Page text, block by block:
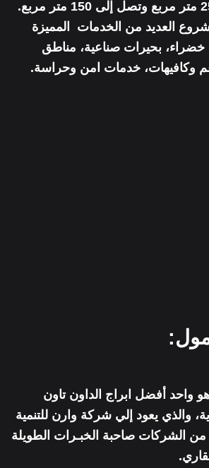
العديد من الخدمات المميزة
بحيرات صناعية، مناطق
وكافيهات، خدمات امن وحراسة.
واحد أفضل ابراج الداون تاون
والذي يعود إلي شركة وارن للتنمية
الشركات صاحبة الخبـرات الطويلة